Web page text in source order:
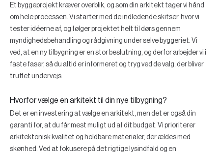
Et byggeprojekt kræver overblik, og som din arkitekt tager vi hånd
om hele processen. Vi starter med de indledende skitser, hvor vi
tester idéerne af, og følger projektet helt til dørs gennem
myndighedsbehandling og rådgivning under selve byggeriet. Vi
ved, at en ny tilbygning er en stor beslutning, og derfor arbejder vi i
faste faser, så du altid er informeret og tryg ved de valg, der bliver
truffet undervejs.
Hvorfor vælge en arkitekt til din nye tilbygning?
Det er en investering at vælge en arkitekt, men det er også din
garanti for, at du får mest muligt ud af dit budget. Vi prioriterer
arkitektonisk kvalitet og holdbare materialer, der ældes med
skønhed. Ved at fokusere på det rigtige lysindfald og en